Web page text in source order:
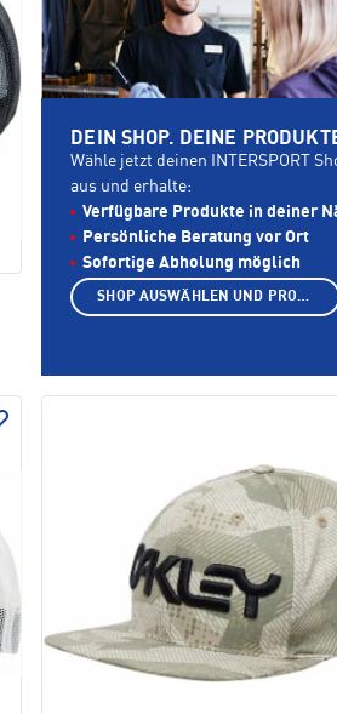
DEIN SHOP. DEINE
Wähle jetzt deinen INTERSPORT
aus und erhalte:
Verfügbare Produkte in deiner
Persönliche Beratung vor Ort
Sofortige Abholung möglich
SHOP AUSWÄHLEN UND PRODUKTE ANZEIGEN